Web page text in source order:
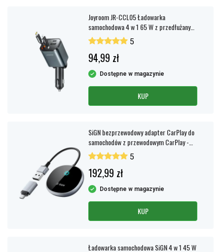
Joyroom JR-CCL05 Ładowarka
samochodowa 4 w 1 65 W z przedłużanymi
kablami – czarna
5
94,99 zł
Dostępne w magazynie
KUP
SiGN bezprzewodowy adapter CarPlay do
samochodów z przewodowym CarPlay -
czarny
5
192,99 zł
Dostępne w magazynie
KUP
Ładowarka samochodowa SiGN 4 w 1 45 W